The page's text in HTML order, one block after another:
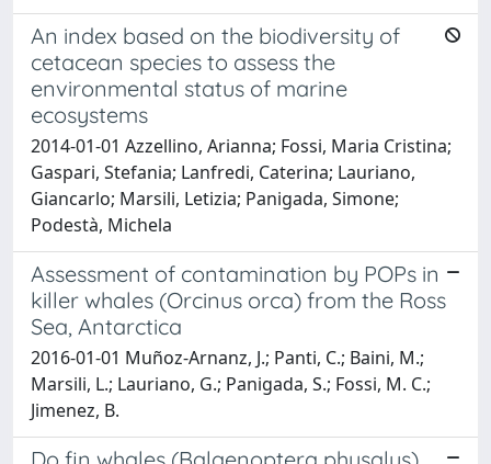
An index based on the biodiversity of
cetacean species to assess the
environmental status of marine
ecosystems
2014-01-01 Azzellino, Arianna; Fossi, Maria Cristina;
Gaspari, Stefania; Lanfredi, Caterina; Lauriano,
Giancarlo; Marsili, Letizia; Panigada, Simone;
Podestà, Michela
Assessment of contamination by POPs in
killer whales (Orcinus orca) from the Ross
Sea, Antarctica
2016-01-01 Muñoz-Arnanz, J.; Panti, C.; Baini, M.;
Marsili, L.; Lauriano, G.; Panigada, S.; Fossi, M. C.;
Jimenez, B.